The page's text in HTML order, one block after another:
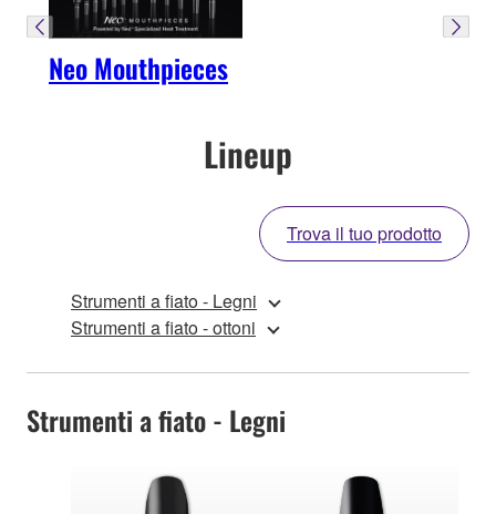
Neo Mouthpieces
Lineup
Trova il tuo prodotto
Strumenti a fiato - Legni
Strumenti a fiato - ottoni
Strumenti a fiato - Legni